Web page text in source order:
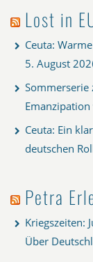
Lost in
Ceuta:
5. August
Sommerserie
Ceuta: Ein
deutschen
Petra
Kriegszeiten:
Über